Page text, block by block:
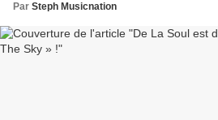
Par Steph Musicnation